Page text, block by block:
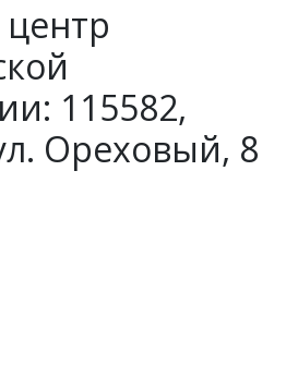
115582,
Ореховый, 8